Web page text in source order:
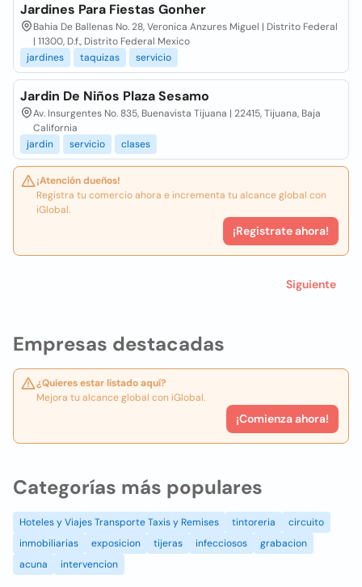
Empresas destacadas
¿Quieres estar listado aquí?
Mejora tu alcance global con iGlobal.
¡Comienza ahora!
Jardines Para Fiestas Gonher
Bahia De Ballenas No. 28, Veronica Anzures Miguel | Distrito Federal
| 11300, D.f., Distrito Federal Mexico
jardines
taquizas servicio
Jardin De Niños Plaza Sesamo
Av. Insurgentes No. 835, Buenavista Tijuana | 22415, Tijuana, Baja
California
jardin
servicio clases
¡Atención dueños!
Registra tu comercio ahora e incrementa tu alcance global con
iGlobal.
¡Registrate ahora!
Siguiente
Categorías más populares
Hoteles y Viajes Transporte Taxis y Remises tintoreria
circuito
inmobiliarias
exposicion tijeras infecciosos
grabacion
acuna
intervencion